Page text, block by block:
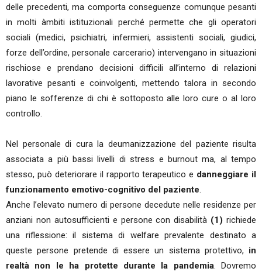
delle precedenti, ma comporta conseguenze comunque pesanti
in molti àmbiti istituzionali perché permette che gli operatori
sociali (medici, psichiatri, infermieri, assistenti sociali, giudici,
forze dell’ordine, personale carcerario) intervengano in situazioni
rischiose e prendano decisioni difficili all’interno di relazioni
lavorative pesanti e coinvolgenti, mettendo talora in secondo
piano le sofferenze di chi è sottoposto alle loro cure o al loro
controllo.
Nel personale di cura la deumanizzazione del paziente risulta
associata a più bassi livelli di stress e burnout ma, al tempo
stesso, può deteriorare il rapporto terapeutico e danneggiare il
funzionamento emotivo-cognitivo del paziente.
Anche l’elevato numero di persone decedute nelle residenze per
anziani non autosufficienti e persone con disabilità (1) richiede
una riflessione: il sistema di welfare prevalente destinato a
queste persone pretende di essere un sistema protettivo, in
realtà non le ha protette durante la pandemia. Dovremo